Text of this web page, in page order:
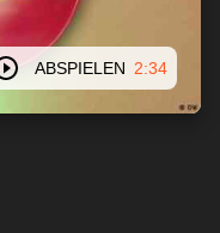
ABSPIELEN 2:34